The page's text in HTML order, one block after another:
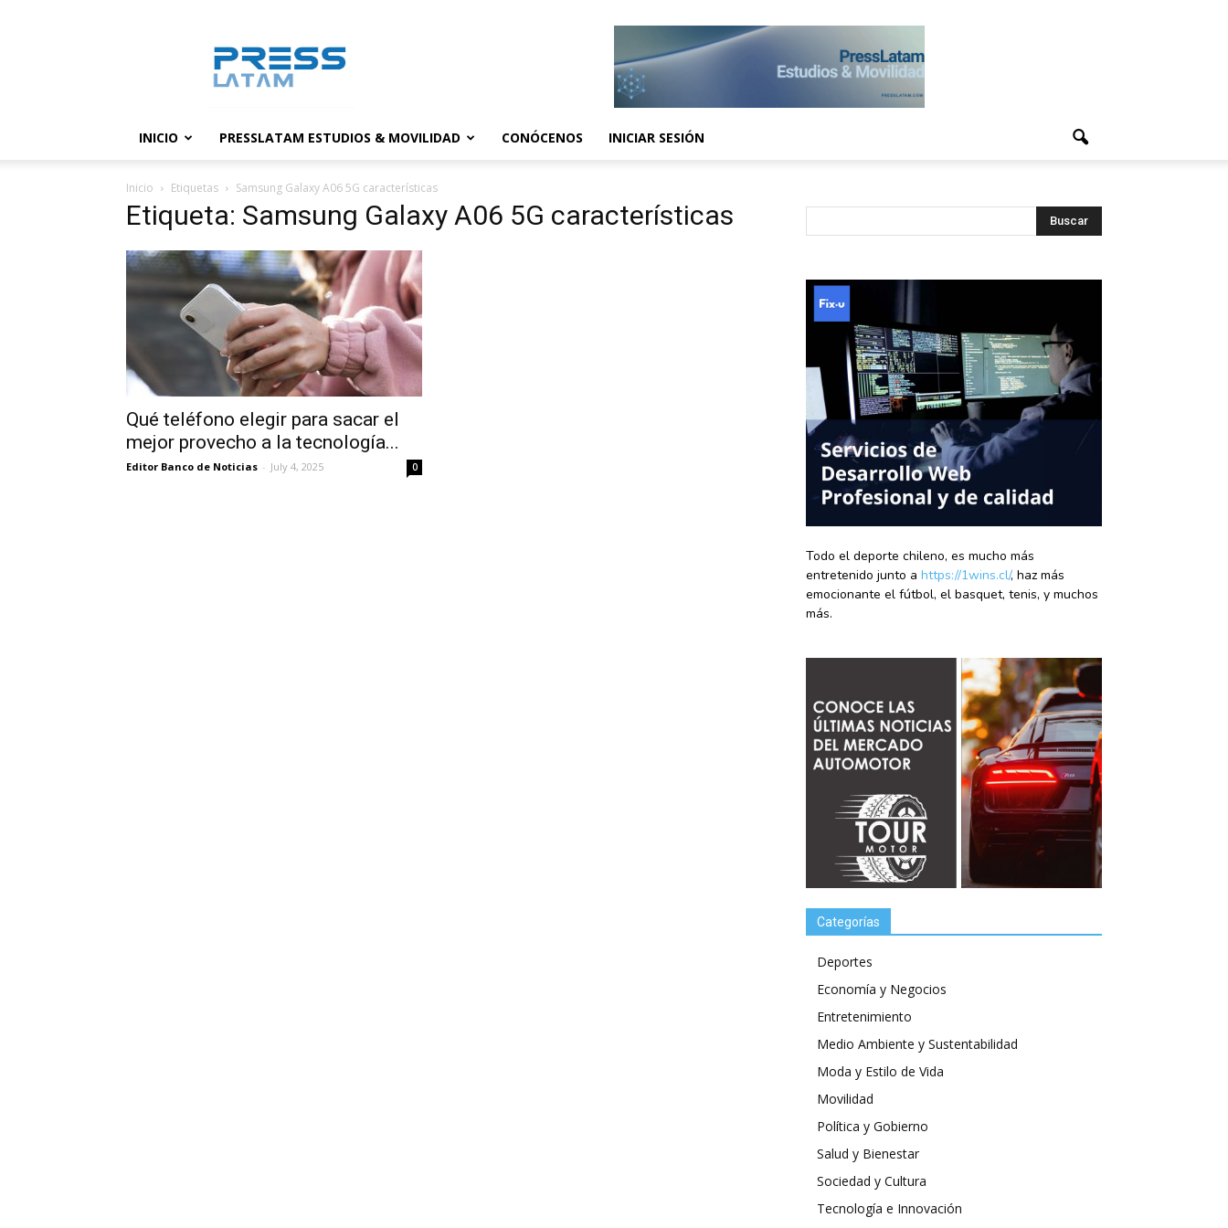
noticias
INICIO PRESSLATAM ESTUDIOS & MOVILIDAD CONÓCENOS INICIAR SESIÓN
Inicio Etiquetas Samsung Galaxy A06 5G características
Etiqueta: Samsung Galaxy A06 5G características
Qué teléfono elegir para sacar el
mejor provecho a la tecnología...
Editor Banco de Noticias - July 4, 2025 0
Todo el deporte chileno, es mucho más
entretenido junto a https://1wins.cl/, haz más
emocionante el fútbol, el basquet, tenis, y muchos
más.
Categorías
Deportes
Economía y Negocios
Entretenimiento
Medio Ambiente y Sustentabilidad
Moda y Estilo de Vida
Movilidad
Política y Gobierno
Salud y Bienestar
Sociedad y Cultura
Tecnología e Innovación